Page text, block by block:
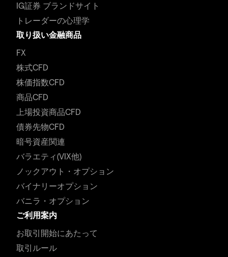
IG証券 ブランドサイト
トレーダーの心理学
取り扱い金融商品
FX
株式CFD
株価指数CFD
商品CFD
上場投資商品CFD
債券先物CFD
暗号資産関連
バラエティ(VIX他)
ノックアウト・オプション
バイナリーオプション
バニラ・オプション
ご利用案内
お取引開始にあたって
取引ルール